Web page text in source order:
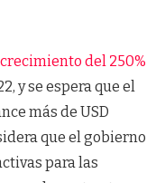
del 250%
y se espera que el
más de USD
que el gobierno
para las